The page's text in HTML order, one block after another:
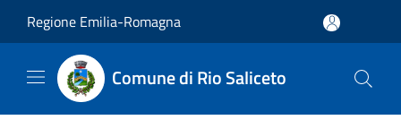
Regione Emilia-Romagna
Comune di Rio Saliceto